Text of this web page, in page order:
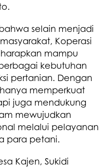
selain menjadi
Koperasi
mampu
kebutuhan
pertanian. Dengan
memperkuat
juga mendukung
mewujudkan
melalui pelayanan
para petani.
Kajen, Sukidi